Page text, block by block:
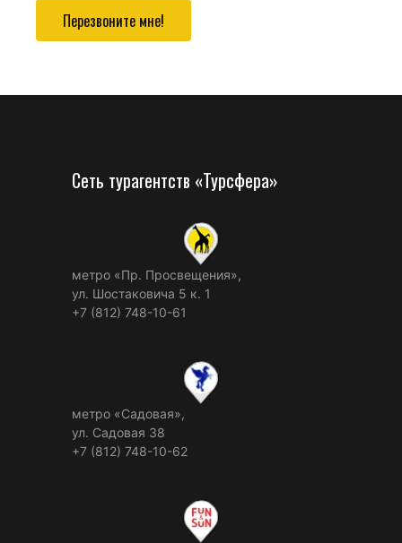
Перезвоните мне!
Сеть турагентств «Турсфера»
метро «Пр. Просвещения»,
ул. Шостаковича 5 к. 1
+7 (812) 748-10-61
метро «Садовая»,
ул. Садовая 38
+7 (812) 748-10-62